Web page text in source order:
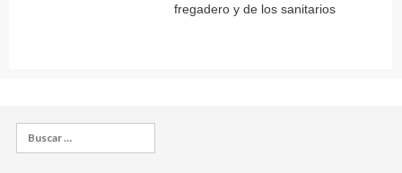
fregadero y de los sanitarios
Buscar: